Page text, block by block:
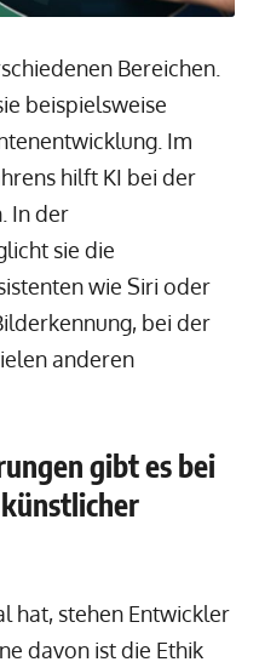
Bereichen.
beispielsweise
Im
hilft KI bei der
In der
sie die
wie Siri oder
bei der
anderen
gibt es bei
hat, stehen Entwickler
davon ist die Ethik